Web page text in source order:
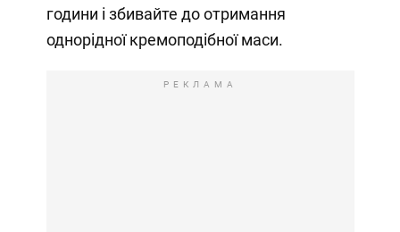
години і збивайте до отримання
однорідної кремоподібної маси.
РЕКЛАМА